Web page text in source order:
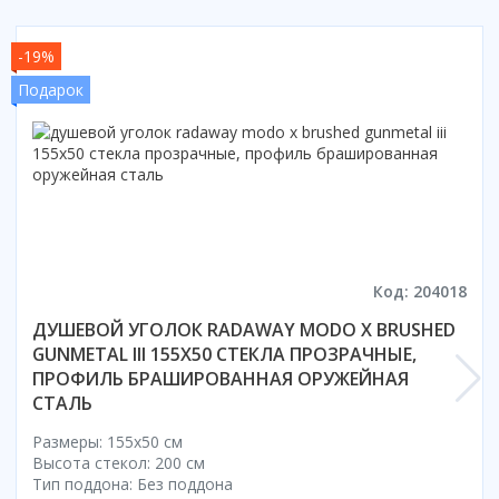
Способ открывания
С раздвижной дверью
Со складной дверью
С открывающейся дверью
До 200 см
Смотреть все
Комплектующие
Сифоны
Ролики
-19%
Подарок
Код: 204018
ДУШЕВОЙ УГОЛОК RADAWAY MODO X BRUSHED
GUNMETAL III 155X50 СТЕКЛА ПРОЗРАЧНЫЕ,
ПРОФИЛЬ БРАШИРОВАННАЯ ОРУЖЕЙНАЯ
СТАЛЬ
Размеры: 155x50 cм
Высота стекол: 200 см
Тип поддона: Без поддона